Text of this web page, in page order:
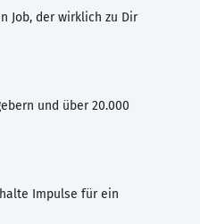
Job, der wirklich zu Dir
und über 20.000
Impulse für ein